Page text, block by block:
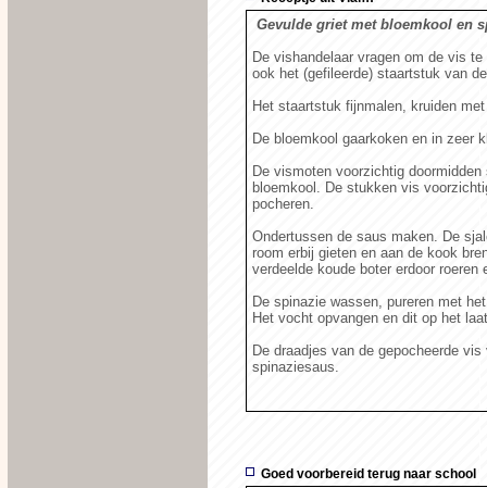
Gevulde griet met bloemkool en
De vishandelaar vragen om de vis
ook het (gefileerde) staartstuk van
Het staartstuk fijnmalen, kruiden
De bloemkool gaarkoken en in zeer
De vismoten voorzichtig
bloemkool. De stukken vis
pocheren.
Ondertussen de saus maken. De
room erbij gieten en aan de kook
verdeelde koude boter erdoor
De spinazie wassen, pureren met
Het vocht opvangen en dit op het
De draadjes van de gepocheerde
spinaziesaus.
Goed voorbereid terug naar school